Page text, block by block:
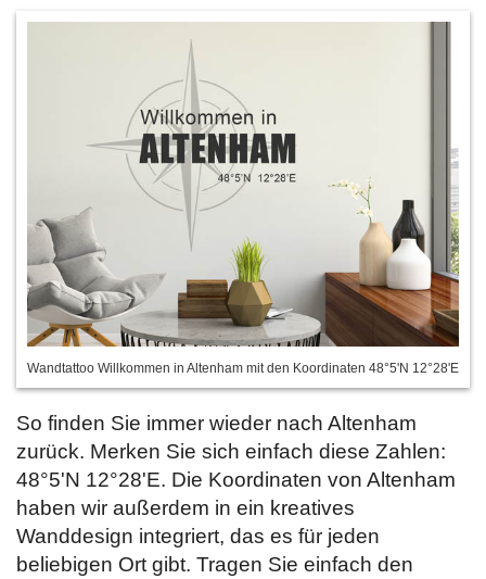
Wandtattoo Willkommen in Altenham mit den Koordinaten 48°5'N 12°28'E
So finden Sie immer wieder nach Altenham
zurück. Merken Sie sich einfach diese Zahlen:
48°5'N 12°28'E. Die Koordinaten von Altenham
haben wir außerdem in ein kreatives
Wanddesign integriert, das es für jeden
beliebigen Ort gibt. Tragen Sie einfach den